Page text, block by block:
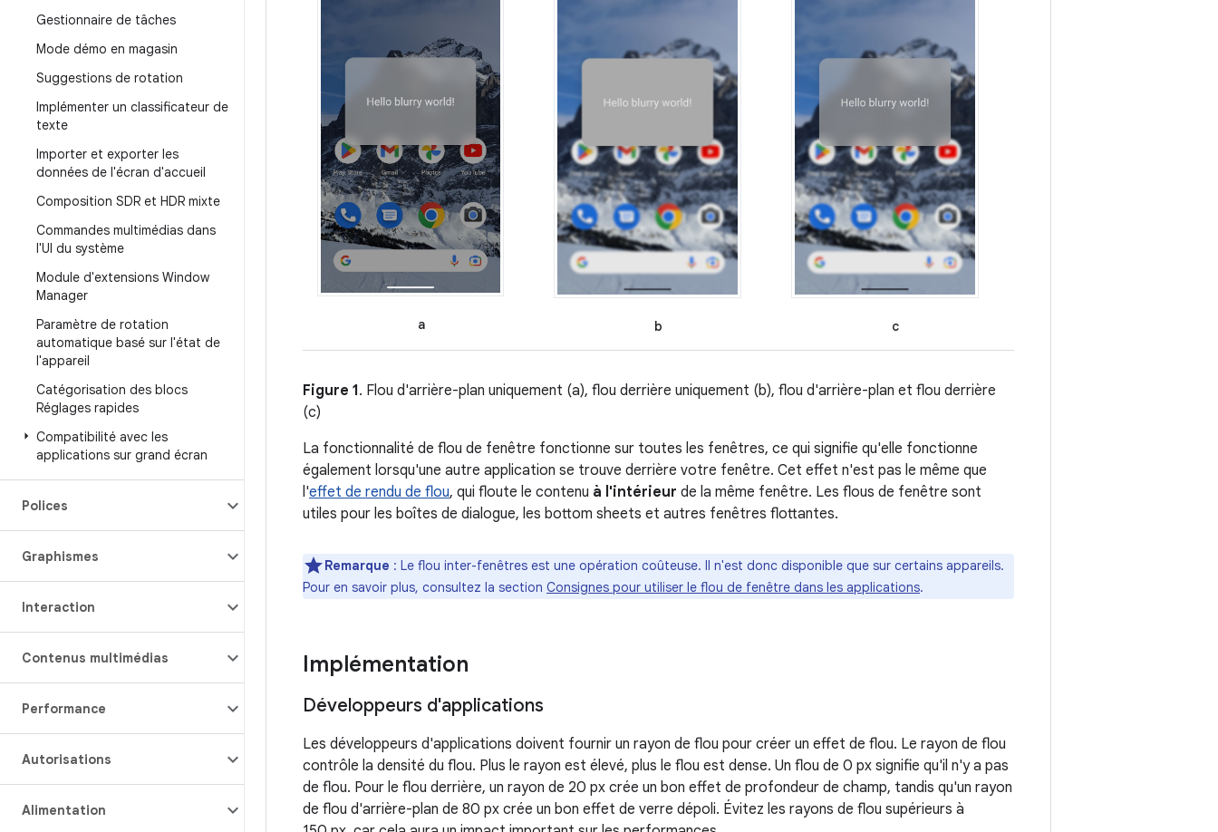
Gestionnaire de tâches
Mode démo en magasin
Suggestions de rotation
Implémenter un classificateur de
texte
Importer et exporter les
données de l'écran d'accueil
Composition SDR et HDR mixte
Commandes multimédias dans
l'UI du système
Module d'extensions Window
Manager
Paramètre de rotation
automatique basé sur l'état de
l'appareil
Catégorisation des blocs
Réglages rapides
Compatibilité avec les
applications sur grand écran
Polices
Graphismes
Interaction
Contenus multimédias
Performance
Autorisations
Alimentation
a b c
Figure 1. Flou d'arrière-plan uniquement (a), flou derrière uniquement (b), flou d'arrière-plan et flou derrière
(c)
La fonctionnalité de flou de fenêtre fonctionne sur toutes les fenêtres, ce qui signifie qu'elle fonctionne
également lorsqu'une autre application se trouve derrière votre fenêtre. Cet effet n'est pas le même que
l'effet de rendu de flou, qui floute le contenu à l'intérieur de la même fenêtre. Les flous de fenêtre sont
utiles pour les boîtes de dialogue, les bottom sheets et autres fenêtres flottantes.
Remarque : Le flou inter-fenêtres est une opération coûteuse. Il n'est donc disponible que sur certains appareils.
Pour en savoir plus, consultez la section Consignes pour utiliser le flou de fenêtre dans les applications.
Implémentation
Développeurs d'applications
Les développeurs d'applications doivent fournir un rayon de flou pour créer un effet de flou. Le rayon de flou
contrôle la densité du flou. Plus le rayon est élevé, plus le flou est dense. Un flou de 0 px signifie qu'il n'y a pas
de flou. Pour le flou derrière, un rayon de 20 px crée un bon effet de profondeur de champ, tandis qu'un rayon
de flou d'arrière-plan de 80 px crée un bon effet de verre dépoli. Évitez les rayons de flou supérieurs à